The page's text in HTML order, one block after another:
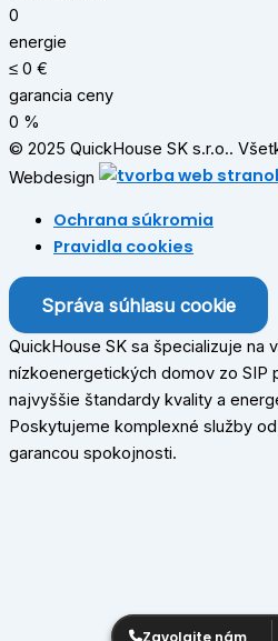
Zavolajte nám
0
energie
≤ 0 €
garancia ceny
0 %
© 2025 QuickHouse SK s.r.o..
Webdesign
Ochrana súkromia
Pravidla cookies
Správa súhlasu cookie
QuickHouse SK sa špecializuje na
nízkoenergetických domov zo SIP
najvyššie štandardy kvality a
Poskytujeme komplexné služby
garancou spokojnosti.